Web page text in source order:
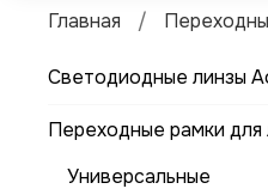
Главная
Светодиодные линзы
Переходные рамки для
Универсальные